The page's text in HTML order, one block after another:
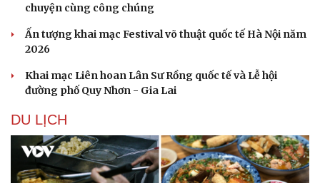
chuyện cùng công chúng
Ấn tượng khai mạc Festival võ thuật quốc tế Hà Nội năm
2026
Khai mạc Liên hoan Lân Sư Rồng quốc tế và Lễ hội
đường phố Quy Nhơn - Gia Lai
DU LỊCH